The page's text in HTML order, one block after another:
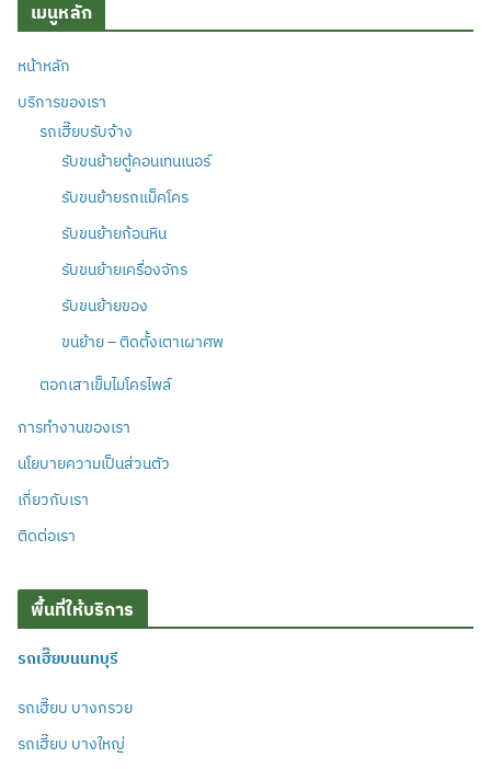
เมนูหลัก
หน้าหลัก
บริการของเรา
รถเฮี๊ยบรับจ้าง
รับขนย้ายตู้คอนเทนเนอร์
รับขนย้ายรถแม็คโคร
รับขนย้ายก้อนหิน
รับขนย้ายเครื่องจักร
รับขนย้ายของ
ขนย้าย – ติดตั้งเตาเผาศพ
ตอกเสาเข็มไมโครไพล์
การทำงานของเรา
นโยบายความเป็นส่วนตัว
เกี่ยวกับเรา
ติดต่อเรา
พื้นที่ให้บริการ
รถเฮี๊ยบนนทบุรี
รถเฮี๊ยบ บางกรวย
รถเฮี๊ยบ บางใหญ่